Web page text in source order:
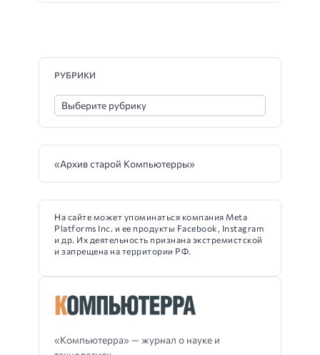
«Компьютерра» — журнал о науке и
РУБРИКИ
«Архив старой Компьютерры»
На сайте может упоминаться компания Meta
Platforms Inc. и ее продукты Facebook, Instagram
и др. Их деятельность признана экстремистской
и запрещена на территории РФ.